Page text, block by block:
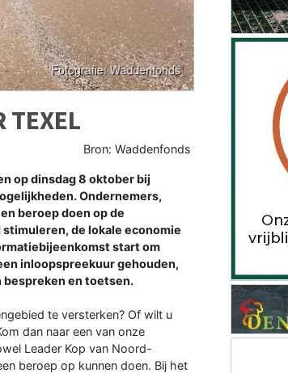
TEXEL
Bron: Waddenfonds
op dinsdag 8 oktober bij
Ondernemers,
beroep doen op de
de lokale economie
start om
inloopspreekuur gehouden,
bespreken en toetsen.
te versterken? Of wilt u
dan naar een van onze
Leader Kop van Noord-
beroep op kunnen doen. Bij het